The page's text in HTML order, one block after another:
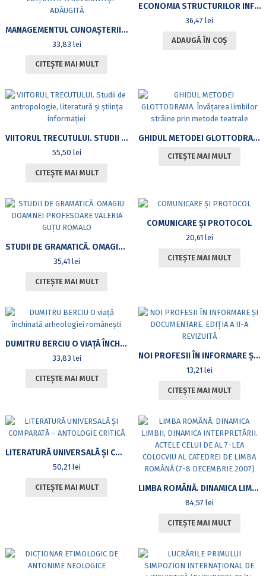
MANAGEMENTUL CUNOAȘTERII ȘI STRUCTURILE INFODOCUMENTARE – EDIȚIA A II-A REVIZUITĂ ȘI ADĂUGITĂ
33,83 lei
CITEȘTE MAI MULT
ECONOMIA STRUCTURILOR INFODOCUMENTARE
36,47lei
ADAUGĂ ÎN COȘ
VIITORUL TRECUTULUI. STUDII DE ANTROPOLOGIE, LITERATURĂ ȘI ȘTIINȚA INFORMAȚIEI
55,50 lei
CITEȘTE MAI MULT
GHIDUL METODEI GLOTTODRAMA. ÎNVĂȚAREA LIMBILOR STRĂINE PRIN METODE TEATRALE
CITEȘTE MAI MULT
STUDII DE GRAMATICĂ. OMAGIU DOAMNEI PROFESOARE VALERIA GUȚU ROMALO
35,41 lei
CITEȘTE MAI MULT
COMUNICARE ȘI PROTOCOL
20,61 lei
CITEȘTE MAI MULT
DUMITRU BERCIU O VIAȚĂ ÎNCHINATĂ ARHEOLOGIEI ROMÂNEȘTI
33,83 lei
CITEȘTE MAI MULT
NOI PROFESII ÎN INFORMARE ȘI DOCUMENTARE. EDIȚIA A II-A REVIZUITĂ
13,21 lei
CITEȘTE MAI MULT
LITERATURĂ UNIVERSALĂ ȘI COMPARATĂ – ANTOLOGIE CRITICĂ
50,21 lei
CITEȘTE MAI MULT LIMBA ROMÂNĂ. DINAMICA LIMBII, DINAMICA INTERPRETĂRII. ACTELE CELUI DE AL 7-LEA COLOCVIU AL CATEDREI DE LIMBA ROMÂNĂ (7-8 DECEMBRIE 2007)
84,57 lei
CITEȘTE MAI MULT